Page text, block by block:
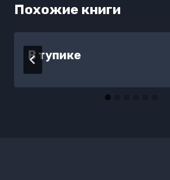
Похожие книги
В тупике